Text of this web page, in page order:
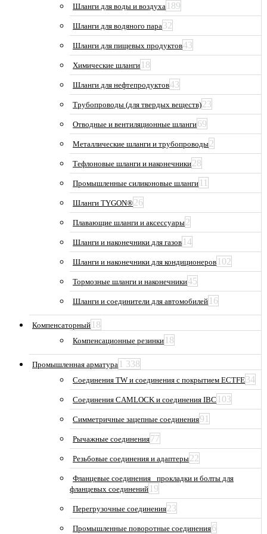
Шланги для воды и воздуха 189
Шланги для водяного пара32
Шланги для пищевых продуктов43
Химические шланги 18
Шланги для нефтепродуктов43
Трубопроводы (для твердых веществ)23
Отводные и вентиляционные шланги69
Металлические шланги и трубопроводы2
Тефлоновые шланги и наконечники28
Промышленные силиконовые шланги 11
Шланги TYGON®26
Плавающие шланги и аксессуары2
Шланги и наконечники для газов 14
Шланги и наконечники для кондиционеров 102
Тормозные шланги и наконечники45
Шланги и соединители для автомобилей 16
Компенсаторный 18
Компенсационные резинки 18
Промышленная арматура 1 338
Соединения TW и соединения с покрытием ECTFE34
Соединения CAMLOCK и соединения IBC 103
Симметричные зацепные соединения91
Рычажные соединения77
Резьбовые соединения и адаптеры22
Фланцевые соединения_ прокладки и болты для
фланцевых соединений 19
Перегрузочные соединения23
Промышленные поворотные соединения6